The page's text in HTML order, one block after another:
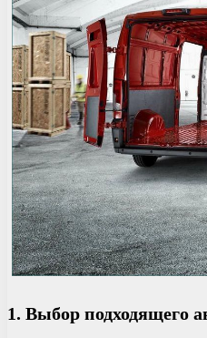
1. Выбор подходящего